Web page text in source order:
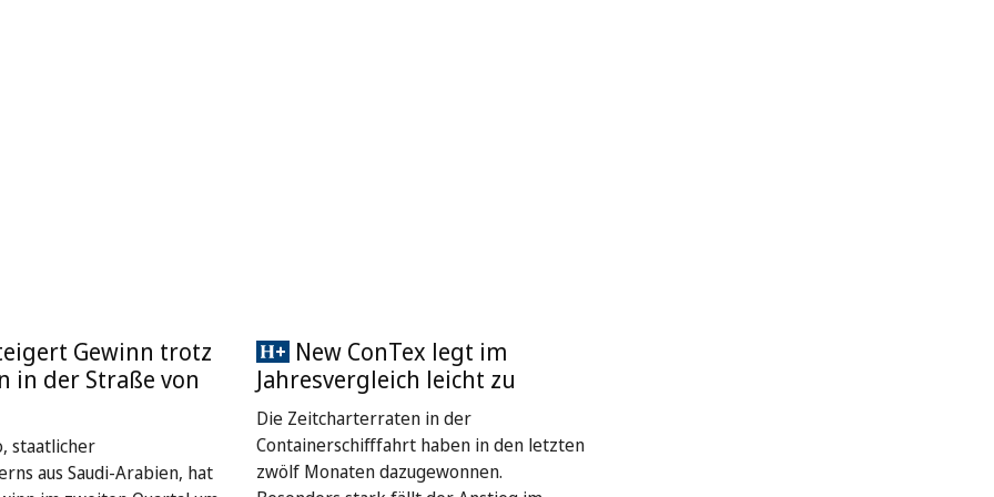
Gewinn trotz
in der Straße von
staatlicher
aus Saudi-Arabien, hat
New ConTex legt im
Jahresvergleich leicht zu
Die Zeitcharterraten in der
Containerschifffahrt haben in den letzten
zwölf Monaten dazugewonnen.